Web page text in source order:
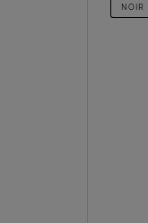
NOIR